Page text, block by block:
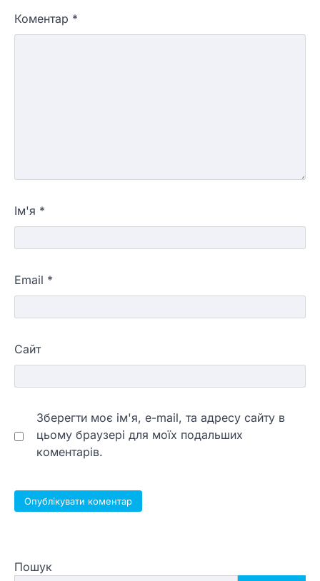
Коментар *
Ім'я *
Email *
Сайт
Зберегти моє ім'я, e-mail, та адресу сайту в
цьому браузері для моїх подальших
коментарів.
Пошук